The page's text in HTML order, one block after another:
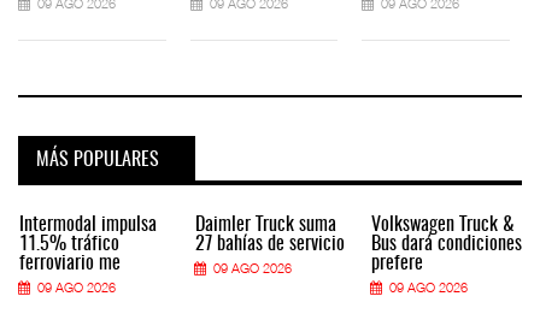
09 AGO 2026 09 AGO 2026 09 AGO 2026
MÁS POPULARES
Intermodal impulsa
11.5% tráfico
ferroviario me
09 AGO 2026
Daimler Truck suma
27 bahías de servicio
09 AGO 2026
Volkswagen Truck &
Bus dará condiciones
prefere
09 AGO 2026